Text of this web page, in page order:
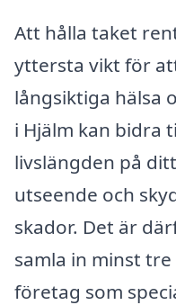
Att hålla taket
yttersta vikt för
långsiktiga hälsa
i Hjälm kan bidra
livslängden på
utseende och
skador. Det är
samla in minst
företag som